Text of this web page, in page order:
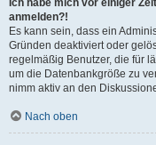
Ich habe mich vor einiger
anmelden?!
Es kann sein, dass ein
Gründen deaktiviert oder
regelmäßig Benutzer, die für
um die Datenbankgröße zu
nimm aktiv an den
Nach oben